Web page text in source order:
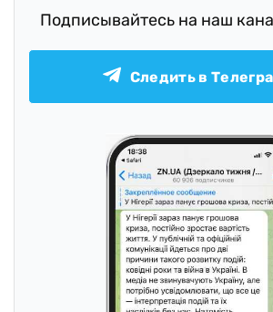
Подписывайтесь на наш
Следить в